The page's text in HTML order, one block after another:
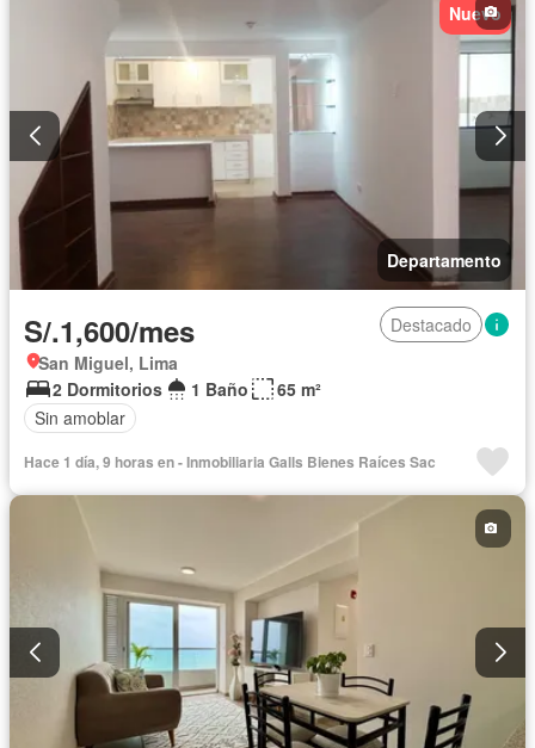
Nuevo
Departamento
S/.1,600/mes
Destacado
San Miguel, Lima
2 Dormitorios
1 Baño
65 m²
Sin amoblar
Hace 1 día, 9 horas en - Inmobiliaria Galls Bienes Raíces Sac